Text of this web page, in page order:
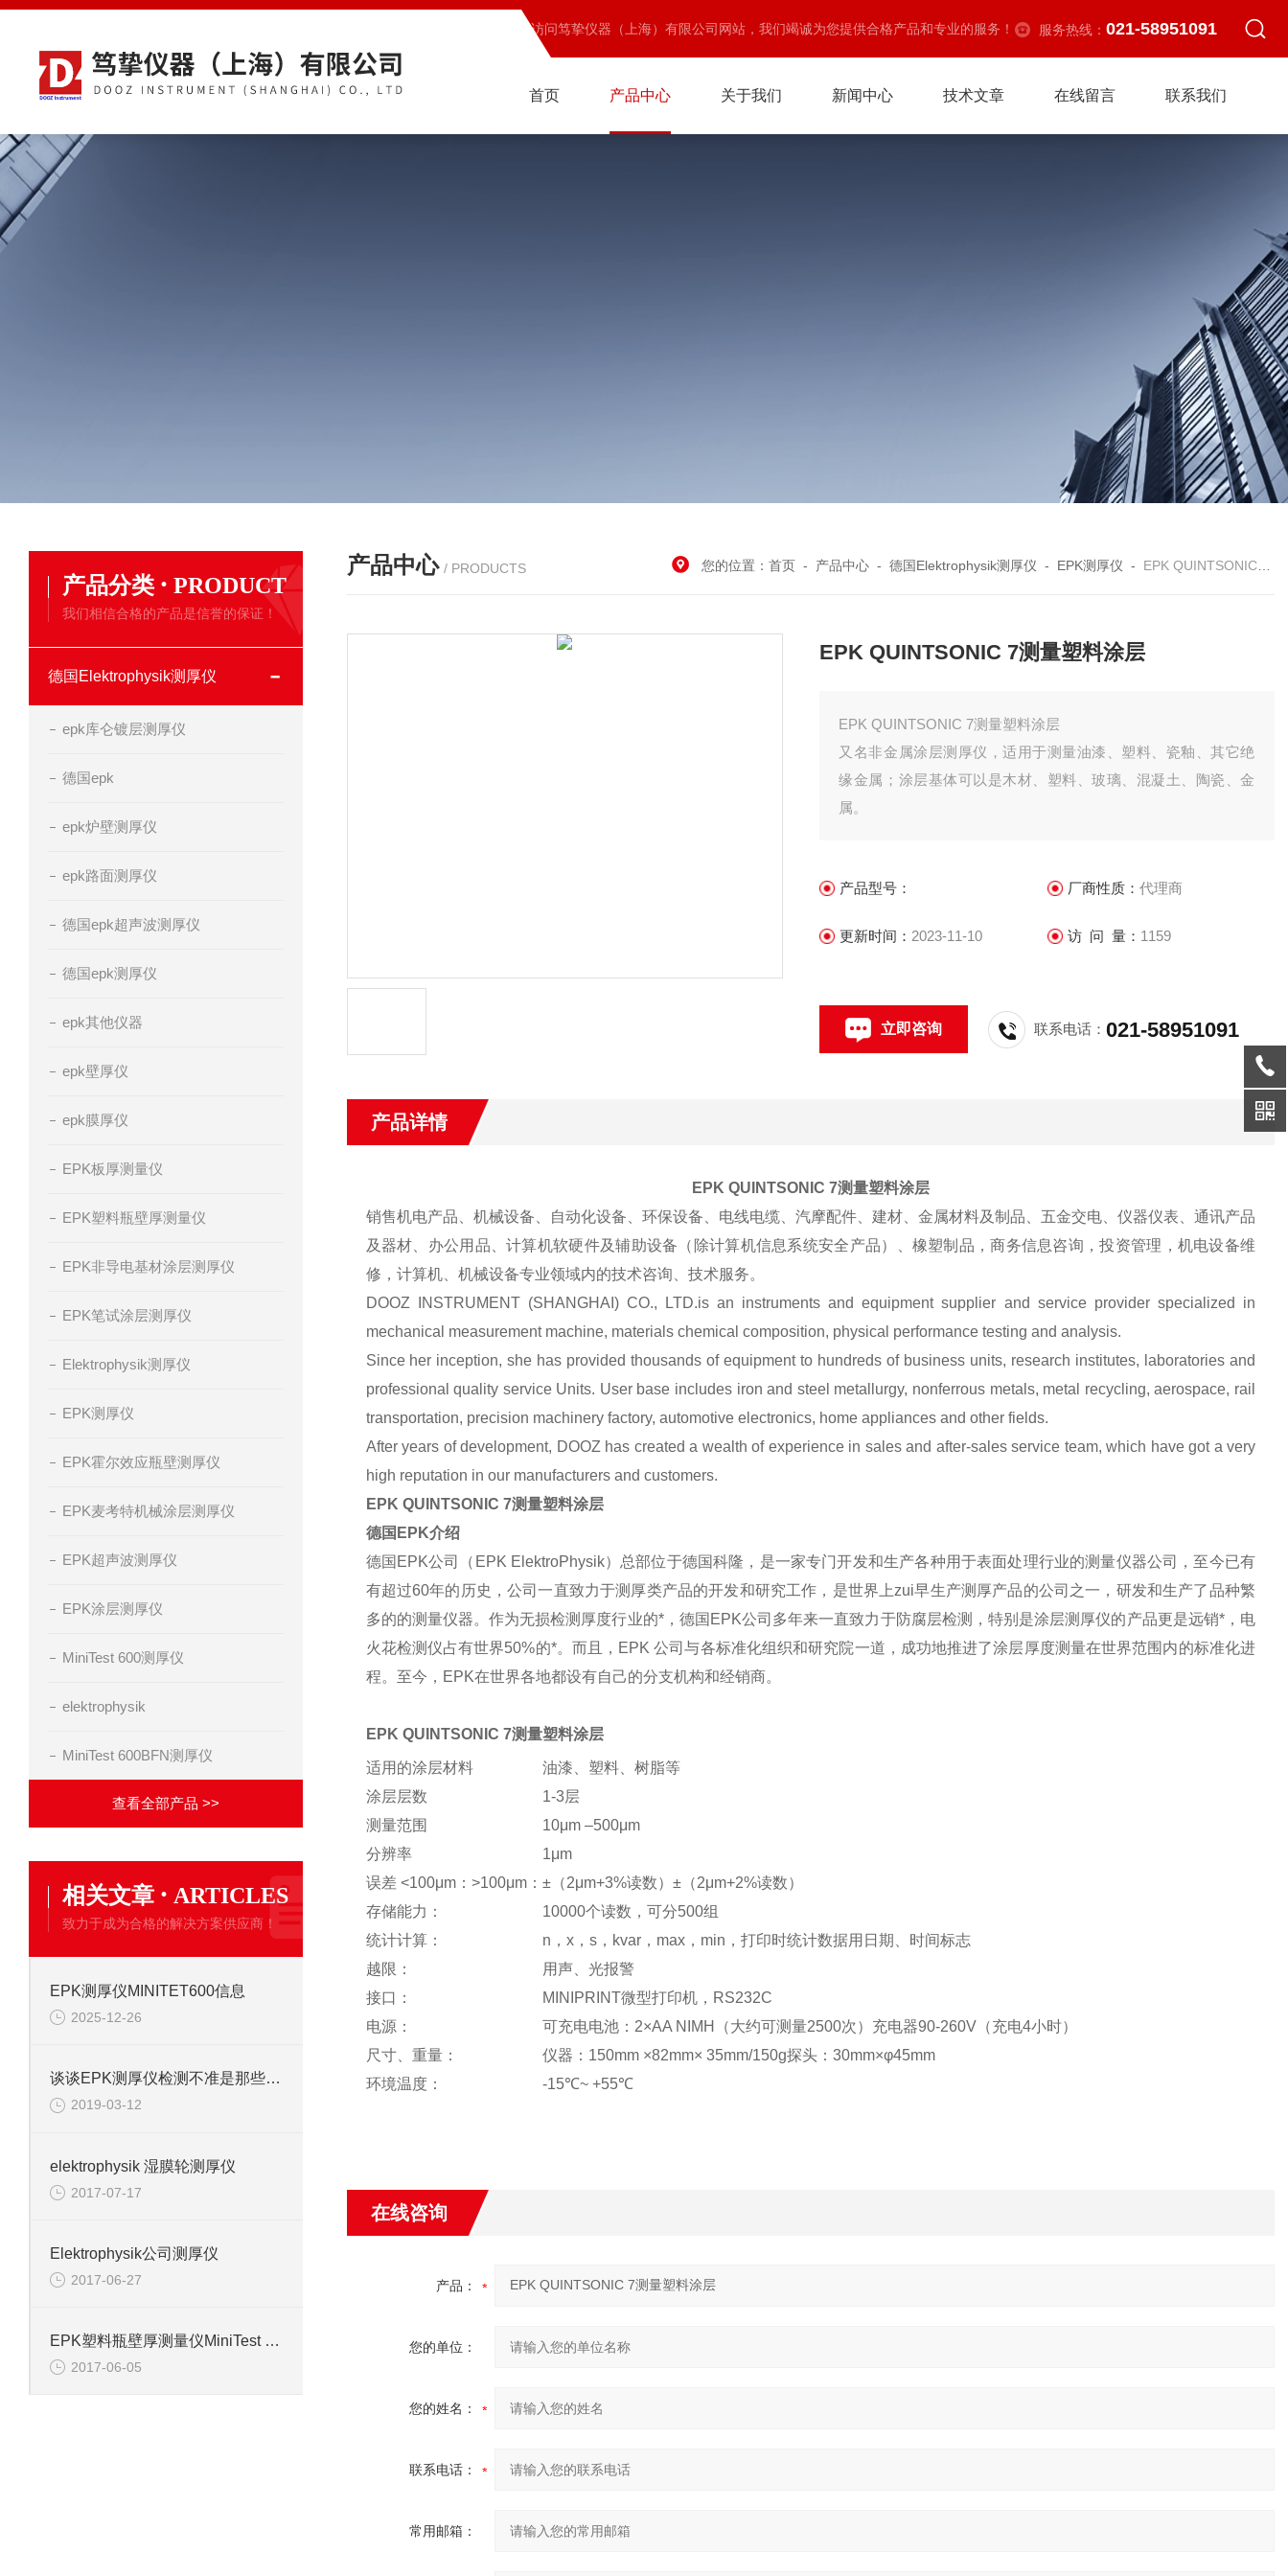
欢迎访问笃挚仪器（上海）有限公司网站，我们竭诚为您提供合格产品和专业的服务！ 服务热线： 021-58951091
首页 产品中心 关于我们 新闻中心 技术文章 在线留言 联系我们
产品分类 · PRODUCT
我们相信合格的产品是信誉的保证！
德国Elektrophysik测厚仪
epk库仑镀层测厚仪
德国epk
epk炉壁测厚仪
epk路面测厚仪
德国epk超声波测厚仪
德国epk测厚仪
epk其他仪器
epk壁厚仪
epk膜厚仪
EPK板厚测量仪
EPK塑料瓶壁厚测量仪
EPK非导电基材涂层测厚仪
EPK笔试涂层测厚仪
Elektrophysik测厚仪
EPK测厚仪
EPK霍尔效应瓶壁测厚仪
EPK麦考特机械涂层测厚仪
EPK超声波测厚仪
EPK涂层测厚仪
MiniTest 600测厚仪
elektrophysik
MiniTest 600BFN测厚仪
查看全部产品 >>
相关文章 · ARTICLES
致力于成为合格的解决方案供应商！
EPK测厚仪MINITET600信息
2025-12-26
谈谈EPK测厚仪检测不准是那些因素呢？
2019-03-12
elektrophysik 湿膜轮测厚仪
2017-07-17
Elektrophysik公司测厚仪
2017-06-27
EPK塑料瓶壁厚测量仪MiniTest 7400 FH
2017-06-05
产品中心 / PRODUCTS 您的位置：首页 - 产品中心 -德国Elektrophysik测厚仪 - EPK测厚仪 - EPK QUINTSONIC 7测量塑料涂层
EPK QUINTSONIC 7测量塑料涂层
EPK QUINTSONIC 7测量塑料涂层
又名非金属涂层测厚仪，适用于测量油漆、塑料、瓷釉、其它绝
缘金属；涂层基体可以是木材、塑料、玻璃、混凝土、陶瓷、金
属。
产品型号： 厂商性质： 代理商
更新时间： 2023-11-10 访 问 量： 1159
立即咨询 联系电话：021-58951091
产品详情
EPK QUINTSONIC 7测量塑料涂层
销售机电产品、机械设备、自动化设备、环保设备、电线电缆、汽摩配件、建材、金属材料及制品、五金交电、仪器仪表、通讯产品
及器材、办公用品、计算机软硬件及辅助设备（除计算机信息系统安全产品）、橡塑制品，商务信息咨询，投资管理，机电设备维
修，计算机、机械设备专业领域内的技术咨询、技术服务。
DOOZ INSTRUMENT (SHANGHAI) CO., LTD.is an instruments and equipment supplier and service provider specialized in
mechanical measurement machine, materials chemical composition, physical performance testing and analysis.
Since her inception, she has provided thousands of equipment to hundreds of business units, research institutes, laboratories and
professional quality service Units. User base includes iron and steel metallurgy, nonferrous metals, metal recycling, aerospace, rail
transportation, precision machinery factory, automotive electronics, home appliances and other fields.
After years of development, DOOZ has created a wealth of experience in sales and after-sales service team, which have got a very
high reputation in our manufacturers and customers.
EPK QUINTSONIC 7测量塑料涂层
德国EPK介绍
德国EPK公司（EPK ElektroPhysik）总部位于德国科隆，是一家专门开发和生产各种用于表面处理行业的测量仪器公司，至今已有
有超过60年的历史，公司一直致力于测厚类产品的开发和研究工作，是世界上zui早生产测厚产品的公司之一，研发和生产了品种繁
多的的测量仪器。作为无损检测厚度行业的*，德国EPK公司多年来一直致力于防腐层检测，特别是涂层测厚仪的产品更是远销*，电
火花检测仪占有世界50%的*。而且，EPK 公司与各标准化组织和研究院一道，成功地推进了涂层厚度测量在世界范围内的标准化进
程。至今，EPK在世界各地都设有自己的分支机构和经销商。
EPK QUINTSONIC 7测量塑料涂层
适用的涂层材料
油漆、塑料、树脂等
涂层层数
1-3层
测量范围
10μm –500μm
分辨率
1μm
误差 <100μm：>100μm： ±（2μm+3%读数）±（2μm+2%读数）
存储能力：
10000个读数，可分500组
统计计算：
n，x，s，kvar，max，min，打印时统计数据用日期、时间标志
越限：
用声、光报警
接口：
MINIPRINT微型打印机，RS232C
电源：
可充电电池：2×AA NIMH（大约可测量2500次）充电器90-260V（充电4小时）
尺寸、重量：
仪器：150mm ×82mm× 35mm/150g探头：30mm×φ45mm
环境温度：
-15℃~ +55℃
在线咨询
产品：
您的单位：
您的姓名：
联系电话：
常用邮箱：